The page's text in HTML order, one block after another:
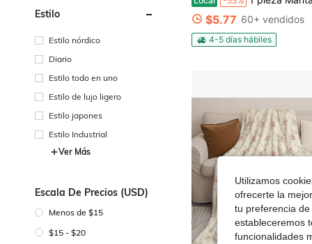
Estilo
Estilo nórdico
Diario
Estilo todo en uno
Estilo de lujo ligero
Estilo japones
Estilo Industrial
Ver Más
Escala De Precios (USD)
Menos de $15
$15 - $20
$5.77 60+ vendidos
4-5 días hábiles
Utilizamos
ofrecerte la
tu preferencia
estableceremos
funcionalidades